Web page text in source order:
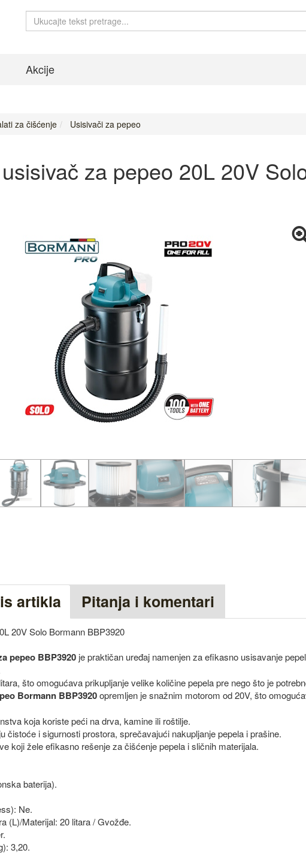
Akcije
za čišćenje Usisivači za pepeo
za pepeo 20L 20V
artikla Pitanja i komentari
20V Solo Bormann BBP3920
pepeo BBP3920 je praktičan uređaj namenjen za efikasno usisavanje
što omogućava prikupljanje velike količine pepela pre nego što je
Bormann BBP3920opremljen je snažnim motorom od 20V, što
koja koriste peći na drva, kamine ili roštilje.
čistoće i sigurnosti prostora, sprečavajući nakupljanje pepela i prašine.
koji žele efikasno rešenje za čišćenje pepela i sličnih materijala.
baterija).
Ne.
(L)/Materijal: 20 litara / Gvožđe.
3,20.